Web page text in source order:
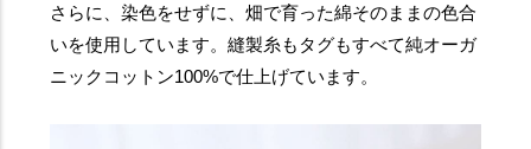
さらに、染色をせずに、畑で育った綿そのままの色合
いを使用しています。縫製糸もタグもすべて純オーガ
ニックコットン100%で仕上げています。